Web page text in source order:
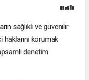
sağlıklı ve güvenilir
haklarını korumak
denetim